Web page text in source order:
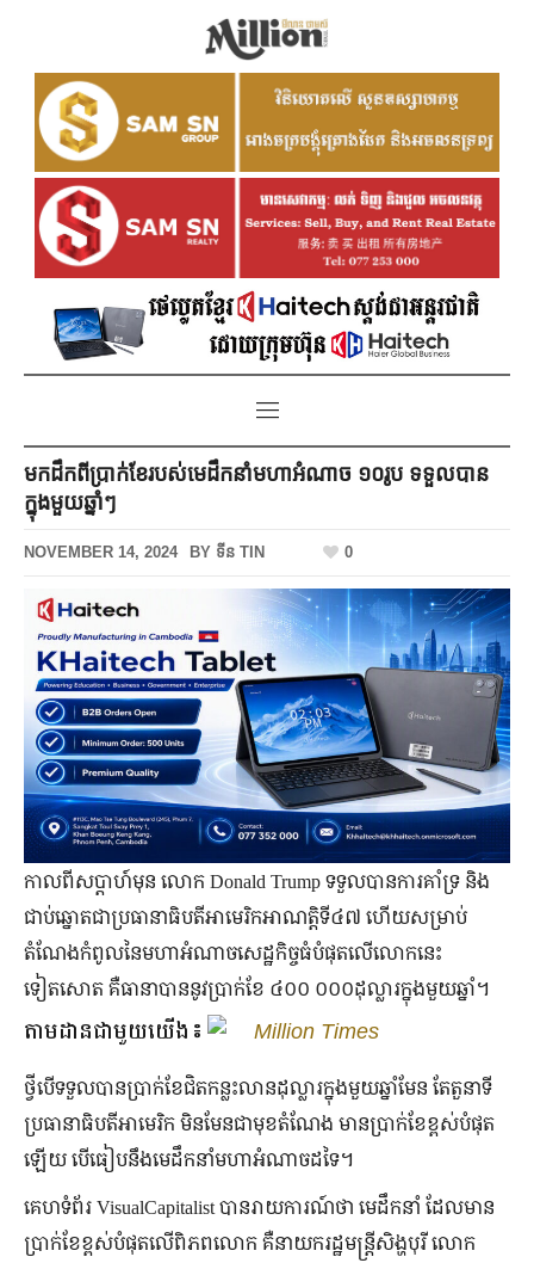
មកដឹកពីប្រាក់ខែរបស់មេដឹកនាំមហាអំណាច ១០រូប ទទួលបាន
ក្នុងមួយឆ្នាំៗ
NOVEMBER 14, 2024 BY ទីន TIN 0
កាលពីសប្ដាហ៍មុន លោក Donald Trump ទទួលបានការគាំទ្រ និង
ជាប់ឆ្នោតជាប្រធានាធិបតីអាមេរិកអាណត្តិទី៤៧ ហើយសម្រាប់
តំណែងកំពូលនៃមហាអំណាចសេដ្ឋកិច្ចធំបំផុតលើលោកនេះ
ទៀតសោត គឺធានាបាននូវប្រាក់ខែ ៤០០ ០០០ដុល្លារក្នុងមួយឆ្នាំ។
តាមដានជាមួយយើង៖ Million Times
ថ្វីបើទទួលបានប្រាក់ខែជិតកន្លះលានដុល្លារក្នុងមួយឆ្នាំមែន តែតួនាទី
ប្រធានាធិបតីអាមេរិក មិនមែនជាមុខតំណែង មានប្រាក់ខែខ្ពស់បំផុត
ឡើយ បើធៀបនឹងមេដឹកនាំមហាអំណាចដទៃ។
គេហទំព័រ VisualCapitalist បានរាយការណ៍ថា មេដឹកនាំ ដែលមាន
ប្រាក់ខែខ្ពស់បំផុតលើពិភពលោក គឺនាយករដ្ឋមន្ត្រីសិង្ហបុរី លោក